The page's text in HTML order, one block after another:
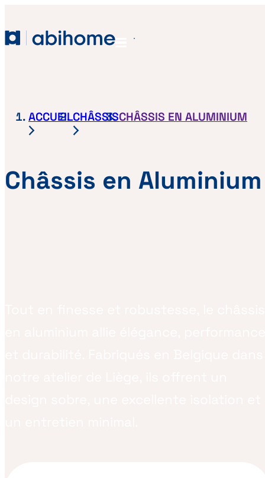
Abihome
ACCUEILCHÂSSISCHÂSSIS EN ALUMINIUM
Châssis en Aluminium